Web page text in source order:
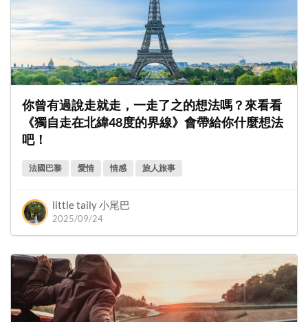
你曾有過說走就走，一走了之的想法嗎？來看看
《獨自走在北緯48度的界線》會帶給你什麼想法
吧！
法國巴黎 愛情 情感 旅人旅事
little taily 小尾巴
2025/09/24